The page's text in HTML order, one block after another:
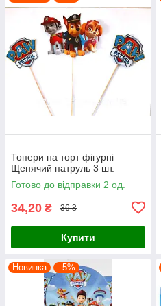
Топери на торт фігурні
Щенячий патруль 3 шт.
Готово до відправки 2 од.
34,20 ₴ 36 ₴
Купити
Новинка –5%